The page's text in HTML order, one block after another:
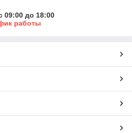
09:00 до 18:00
работы